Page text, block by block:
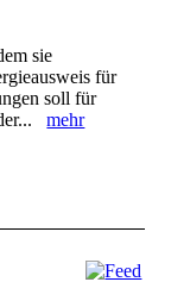
sie
für
soll für
mehr